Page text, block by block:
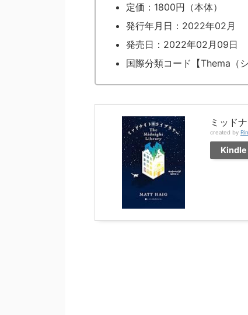
定価：1800円（本体）
発行年月日：2022年02月
発売日：2022年02月09日
国際分類コード【Thema（
ミッド
created by
Kindle